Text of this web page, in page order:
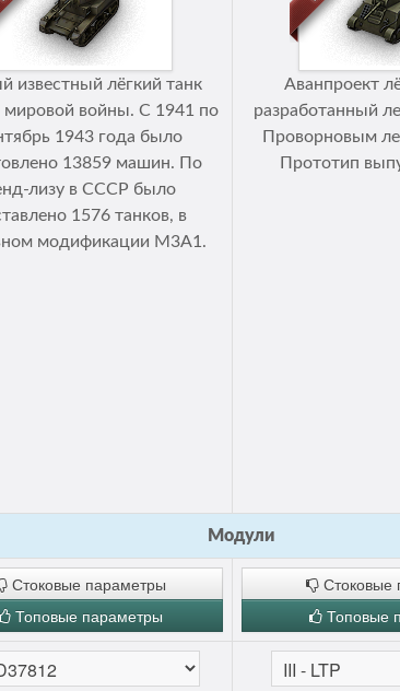
известный лёгкий танк
мировой войны. С 1941 по
1943 года было
13859 машин. По
лизу в СССР было
1576 танков, в
модификации М3А1.
Аванпроект
разработанный
Проворновым
Прототип
Модули
Стоковые параметры
Топовые параметры
Стоковые
Топовые